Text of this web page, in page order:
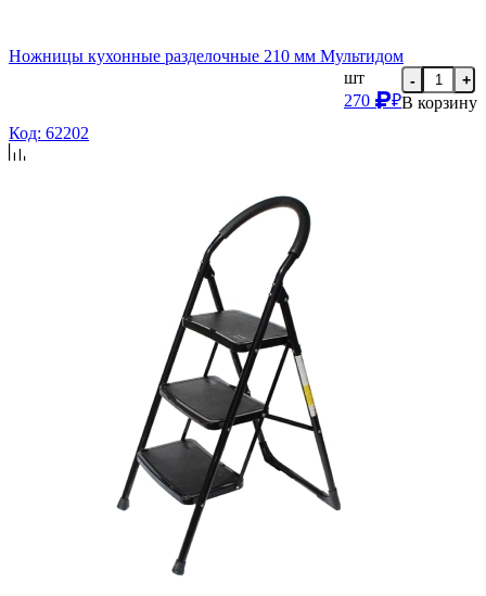
Ножницы кухонные разделочные 210 мм Мультидом
шт
270
₽
- +
В корзину
Код: 62202